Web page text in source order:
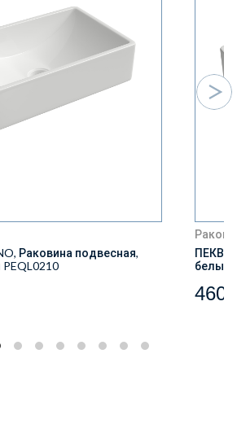
Раковина подвесная,
белый